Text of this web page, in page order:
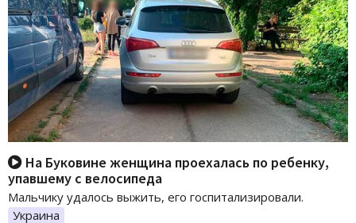
На Буковине женщина проехалась по ребенку,
упавшему с велосипеда
Мальчику удалось выжить, его госпитализировали.
Украина